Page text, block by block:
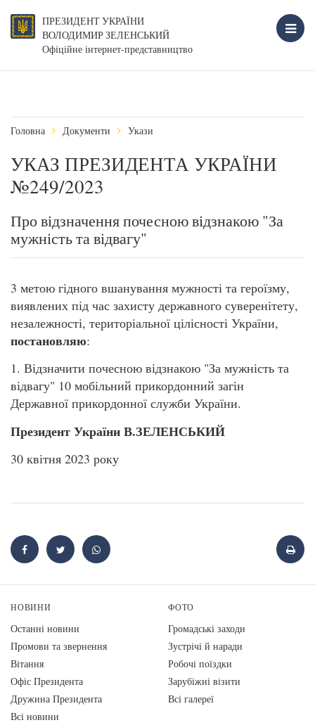
ПРЕЗИДЕНТ УКРАЇНИ
ВОЛОДИМИР ЗЕЛЕНСЬКИЙ
Офіційне інтернет-представництво
Головна Документи Укази
УКАЗ ПРЕЗИДЕНТА УКРАЇНИ
№249/2023
Про відзначення почесною відзнакою "За
мужність та відвагу"
3 метою гідного вшанування мужності та героїзму,
виявлених під час захисту державного суверенітету,
незалежності, територіальної цілісності України,
постановляю:
1. Відзначити почесною відзнакою "За мужність та
відвагу" 10 мобільний прикордонний загін
Державної прикордонної служби України.
Президент України В.ЗЕЛЕНСЬКИЙ
30 квітня 2023 року
НОВИНИ
Останні новини
Промови та звернення
Вiтання
Офіс Президента
Дружина Президента
Всі новини
ФОТО
Громадські заходи
Зустрічі й наради
Робочі поїздки
Зарубіжні візити
Всі галереї